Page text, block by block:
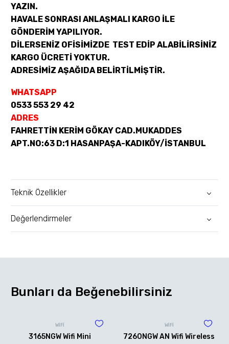
YAZIN.
HAVALE SONRASI ANLAŞMALI KARGO İLE
GÖNDERİM YAPILIYOR.
DİLERSENİZ OFİSİMİZDE TEST EDİP ALABİLİRSİNİZ
KARGO ÜCRETİ YOKTUR.
ADRESİMİZ AŞAĞIDA BELİRTİLMİŞTİR.
WHATSAPP
0533 553 29 42
ADRES
FAHRETTİN KERİM GÖKAY CAD.MUKADDES
APT.NO:63 D:1 HASANPAŞA-KADIKÖY/İSTANBUL
Teknik Özellikler
Değerlendirmeler
Bunları da Beğenebilirsiniz
WİFİ
3165NGW Wifi Mini
WİFİ
7260NGW AN Wifi Wireless